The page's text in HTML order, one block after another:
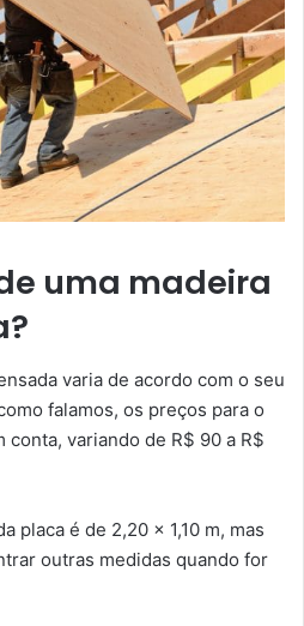
uma madeira
varia de acordo com o seu
falamos, os preços para o
conta, variando de R$ 90 a R$
placa é de 2,20 x 1,10 m, mas
outras medidas quando for